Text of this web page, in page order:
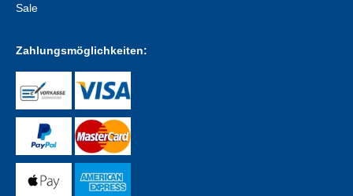
Sale
Zahlungsmöglichkeiten: